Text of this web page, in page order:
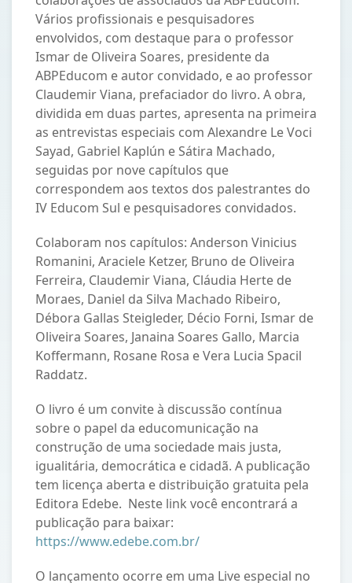
Vários profissionais e pesquisadores
envolvidos, com destaque para o professor
Ismar de Oliveira Soares, presidente da
ABPEducom e autor convidado, e ao professor
Claudemir Viana, prefaciador do livro. A obra,
dividida em duas partes, apresenta na primeira
as entrevistas especiais com Alexandre Le Voci
Sayad, Gabriel Kaplún e Sátira Machado,
seguidas por nove capítulos que
correspondem aos textos dos palestrantes do
IV Educom Sul e pesquisadores convidados.
Colaboram nos capítulos: Anderson Vinicius
Romanini, Araciele Ketzer, Bruno de Oliveira
Ferreira, Claudemir Viana, Cláudia Herte de
Moraes, Daniel da Silva Machado Ribeiro,
Débora Gallas Steigleder, Décio Forni, Ismar de
Oliveira Soares, Janaina Soares Gallo, Marcia
Koffermann, Rosane Rosa e Vera Lucia Spacil
Raddatz.
O livro é um convite à discussão contínua
sobre o papel da educomunicação na
construção de uma sociedade mais justa,
igualitária, democrática e cidadã. A publicação
tem licença aberta e distribuição gratuita pela
Editora Edebe. Neste link você encontrará a
publicação para baixar:
https://www.edebe.com.br/
O lançamento ocorre em uma Live especial no